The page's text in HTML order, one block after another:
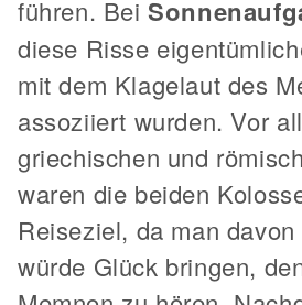
führen. Bei
diese Risse
mit dem Klagelaut des
assoziiert wurden. Vor
griechischen und
waren die beiden
Reiseziel, da man
würde Glück bringen,